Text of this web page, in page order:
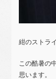
紺のストラ
この酷暑の
思います。